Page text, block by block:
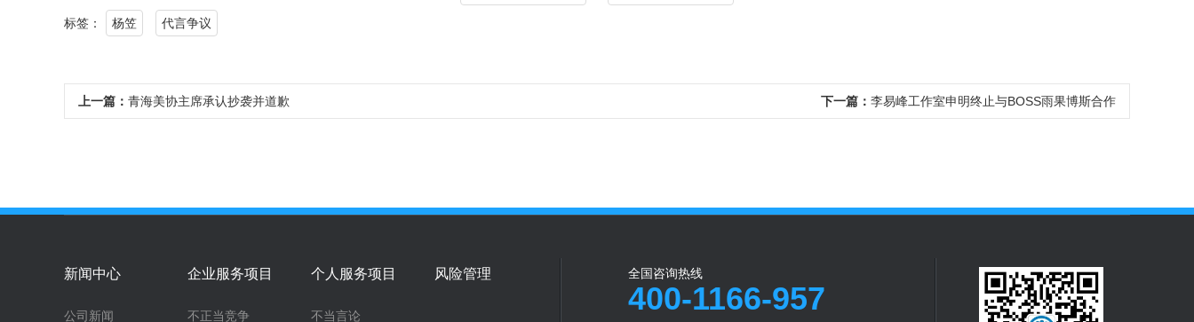
标签： 杨笠 代言争议
上一篇： 青海美协主席承认抄袭并道歉 下一篇： 李易峰工作室申明终止与BOSS雨果博斯合作
新闻中心
公司新闻
企业服务项目
不正当竞争
个人服务项目
不当言论
风险管理 全国咨询热线
400-1166-957